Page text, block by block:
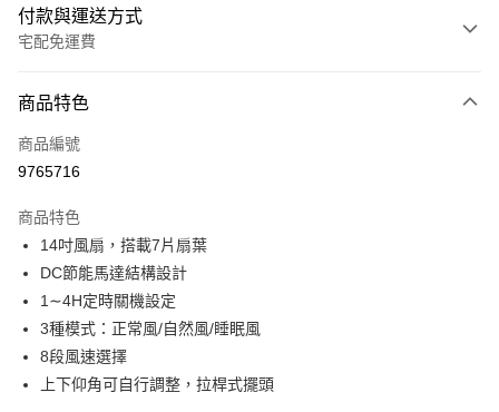
付款與運送方式
宅配免運費
信用卡一次付款
信用卡分期付款
合作金庫商業銀行
華南商業銀行
上海商業儲蓄銀行
國泰世華商業銀行
臺灣中小企業銀行
匯豐（台灣）商業銀行
聯邦商業銀行
元大商業銀行
永豐商業銀行
LINE Pay
Apple Pay
街口支付
悠遊付
商品特色
商品編號
9765716
商品特色
14吋風扇，搭載7片扇葉
DC節能馬達結構設計
1∼4H定時關機設定
3種模式：正常風/自然風/睡眠風
8段風速選擇
上下仰角可自行調整，拉桿式擺頭